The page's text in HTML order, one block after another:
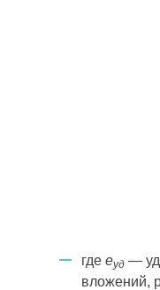
гдеeуд —
вложений,